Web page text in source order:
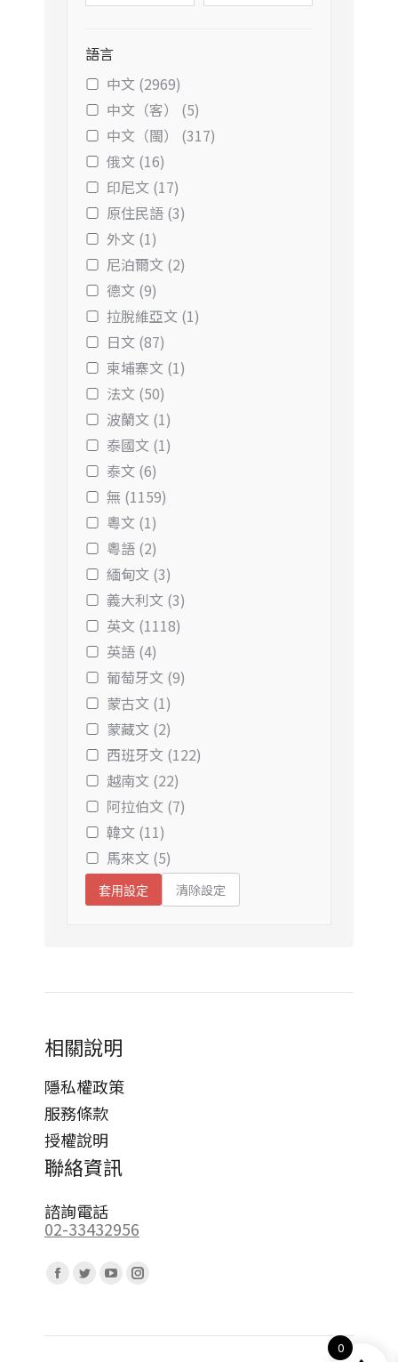
語言
中文 (2969)
中文（客） (5)
中文（閩） (317)
俄文 (16)
印尼文 (17)
原住民語 (3)
外文 (1)
尼泊爾文 (2)
德文 (9)
拉脫維亞文 (1)
日文 (87)
柬埔寨文 (1)
法文 (50)
波蘭文 (1)
泰國文 (1)
泰文 (6)
無 (1159)
粵文 (1)
粵語 (2)
緬甸文 (3)
義大利文 (3)
英文 (1118)
英語 (4)
葡萄牙文 (9)
蒙古文 (1)
蒙藏文 (2)
西班牙文 (122)
越南文 (22)
阿拉伯文 (7)
韓文 (11)
馬來文 (5)
套用設定 清除設定
相關說明
隱私權政策
服務條款
授權說明
聯絡資訊
諮詢電話
02-33432956
Facebook
opens
Twitter
opens
YouTube
opens
Instagram
opens
0